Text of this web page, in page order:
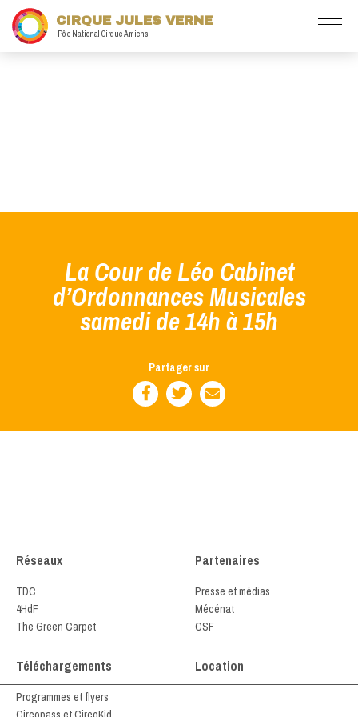
CIRQUE JULES VERNE
Pôle National Cirque Amiens
La Cour de Léo Cabinet
d’Ordonnances Musicales
samedi de 14h à 15h
Partager sur
Réseaux
TDC
4HdF
The Green Carpet
Partenaires
Presse et médias
Mécénat
CSF
Téléchargements
Programmes et flyers
Location